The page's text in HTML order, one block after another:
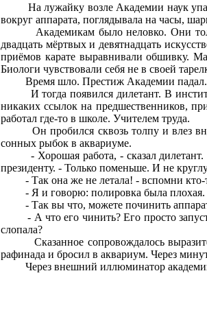
На лужайку возле Академии наук упала
вокруг аппарата, поглядывала на часы,
Академикам было неловко. Они
двадцать мёртвых и девятнадцать
приёмов карате выравнивали обшивку.
Биологи чувствовали себя не в своей
Время шло. Престиж Академии падал.
И тогда появился дилетант. В
никаких ссылок на предшественников,
работал где-то в школе. Учителем труда.
Он пробился сквозь толпу и влез
сонных рыбок в аквариуме.
- Хорошая работа, - сказал дилетант. -
президенту. - Только поменьше. И не
- Так она же не летала! - вспомни кто-
- Я и говорю: полировка была плохая.
- Так вы что, можете починить
- А что его чинить? Его просто
слопала?
Сказанное сопровождалось
рафинада и бросил в аквариум. Через
Через внешний иллюминатор академики